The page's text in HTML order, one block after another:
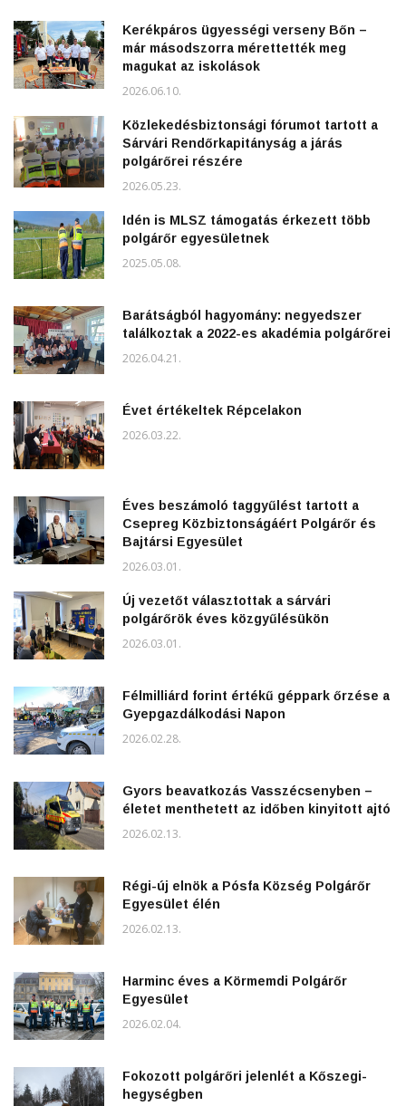
Kerékpáros ügyességi verseny Bőn –
már másodszorra mérettették meg
magukat az iskolások
2026.06.10.
Közlekedésbiztonsági fórumot tartott a
Sárvári Rendőrkapitányság a járás
polgárőrei részére
2026.05.23.
Idén is MLSZ támogatás érkezett több
polgárőr egyesületnek
2025.05.08.
Barátságból hagyomány: negyedszer
találkoztak a 2022-es akadémia polgárőrei
2026.04.21.
Évet értékeltek Répcelakon
2026.03.22.
Éves beszámoló taggyűlést tartott a
Csepreg Közbiztonságáért Polgárőr és
Bajtársi Egyesület
2026.03.01.
Új vezetőt választottak a sárvári
polgárőrök éves közgyűlésükön
2026.03.01.
Félmilliárd forint értékű géppark őrzése a
Gyepgazdálkodási Napon
2026.02.28.
Gyors beavatkozás Vasszécsenyben –
életet menthetett az időben kinyitott ajtó
2026.02.13.
Régi-új elnök a Pósfa Község Polgárőr
Egyesület élén
2026.02.13.
Harminc éves a Körmemdi Polgárőr
Egyesület
2026.02.04.
Fokozott polgárőri jelenlét a Kőszegi-
hegységben